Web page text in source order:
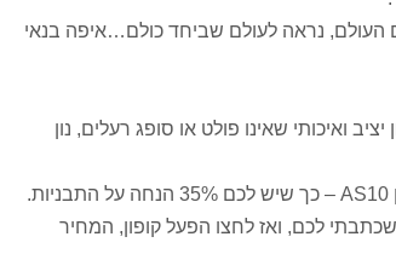
– 7/7 – בואו נכין, נחגוג עם העולם, נראה לעולם שביחד כולם…איפה בנאי
ואיכותי שאינו פולט או סופג רעלים, נון
לכם, ואז לחצו הפעל קופון, המחיר